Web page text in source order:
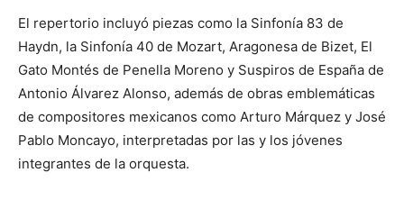
El repertorio incluyó piezas como la Sinfonía 83 de
Haydn, la Sinfonía 40 de Mozart, Aragonesa de Bizet, El
Gato Montés de Penella Moreno y Suspiros de España de
Antonio Álvarez Alonso, además de obras emblemáticas
de compositores mexicanos como Arturo Márquez y José
Pablo Moncayo, interpretadas por las y los jóvenes
integrantes de la orquesta.